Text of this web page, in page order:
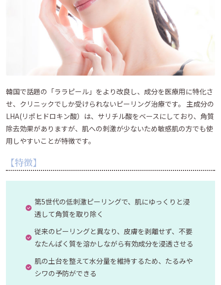
韓国で話題の「ララピール」をより改良し、成分を医療用に特化さ
せ、クリニックでしか受けられないピーリング治療です。 主成分の
LHA(リポヒドロキン酸）は、サリチル酸をベースにしており、角質
除去効果がありますが、肌への刺激が少ないため敏感肌の方でも使
用しやすいことが特徴です。
【特徴】
第5世代の低刺激ピーリングで、肌にゆっくりと浸
透して角質を取り除く
従来のピーリングと異なり、皮膚を剥離せず、不要
なたんぱく質を溶かしながら有効成分を浸透させる
肌の土台を整えて水分量を維持するため、たるみや
シワの予防ができる